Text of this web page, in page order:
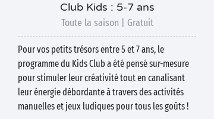
Club Kids : 5-7 ans
Toute la saison | Gratuit
Pour vos petits trésors entre 5 et 7 ans, le
programme du Kids Club a été pensé sur-mesure
pour stimuler leur créativité tout en canalisant
leur énergie débordante à travers des activités
manuelles et jeux ludiques pour tous les goûts !